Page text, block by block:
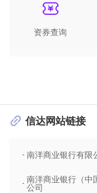
资券查询
信达网站链接
南洋商业银行有限
南洋商业银行（中
公司